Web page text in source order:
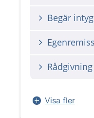
Begär intyg
Rådgivning
Visa fler